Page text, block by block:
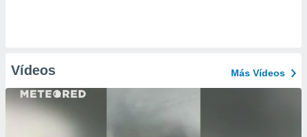
Vídeos Más Vídeos